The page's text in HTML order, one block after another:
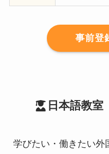
事前登
日本語教室
学びたい・働きたい外